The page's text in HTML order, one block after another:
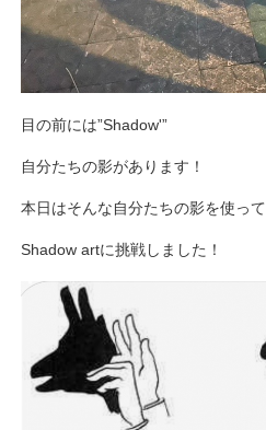
目の前には”Shadow'”
自分たちの影があります！
本日はそんな自分たちの影を使って
Shadow artに挑戦しました！